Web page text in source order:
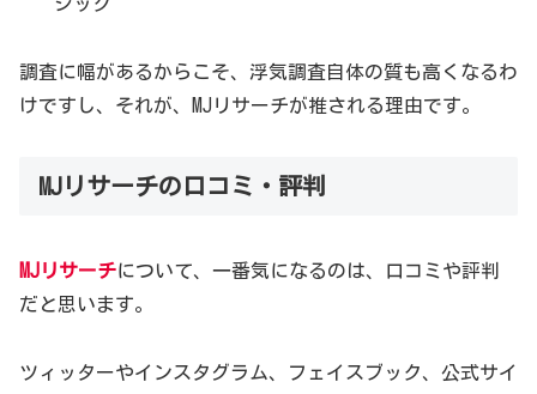
調査に幅があるからこそ、浮気調査自体の質も高くなるわ
けですし、それが、MJリサーチが推される理由です。
MJリサーチの口コミ・評判
MJリサーチについて、一番気になるのは、口コミや評判
だと思います。
ツィッターやインスタグラム、フェイスブック、公式サイ